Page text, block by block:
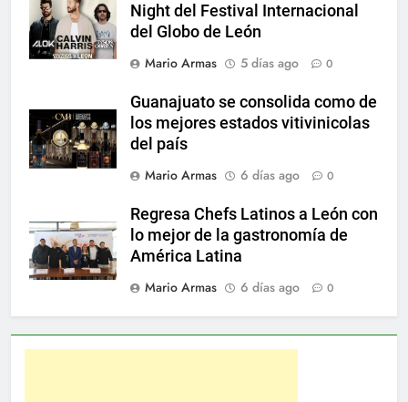
Night del Festival Internacional
del Globo de León
Mario Armas
5 días ago 0
Guanajuato se consolida como de
los mejores estados vitivinicolas
del país
Mario Armas
6 días ago 0
Regresa Chefs Latinos a León con
lo mejor de la gastronomía de
América Latina
Mario Armas
6 días ago 0